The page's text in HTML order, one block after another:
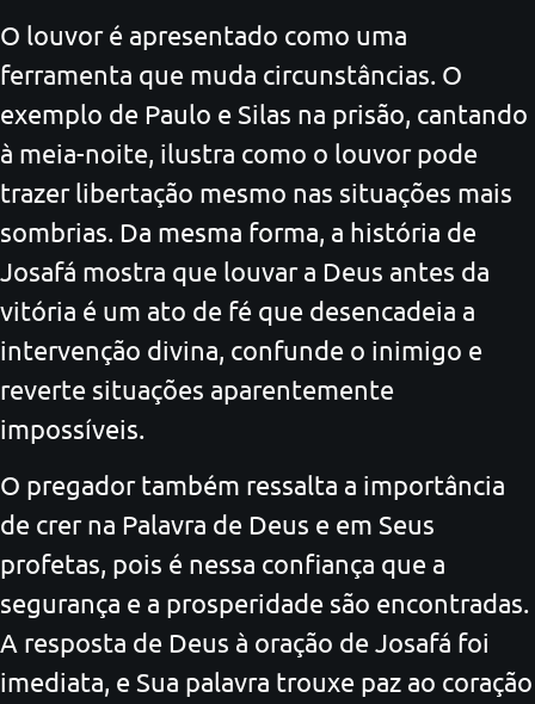
O louvor é apresentado como uma
ferramenta que muda circunstâncias. O
exemplo de Paulo e Silas na prisão, cantando
à meia-noite, ilustra como o louvor pode
trazer libertação mesmo nas situações mais
sombrias. Da mesma forma, a história de
Josafá mostra que louvar a Deus antes da
vitória é um ato de fé que desencadeia a
intervenção divina, confunde o inimigo e
reverte situações aparentemente
impossíveis.
O pregador também ressalta a importância
de crer na Palavra de Deus e em Seus
profetas, pois é nessa confiança que a
segurança e a prosperidade são encontradas.
A resposta de Deus à oração de Josafá foi
imediata, e Sua palavra trouxe paz ao coração